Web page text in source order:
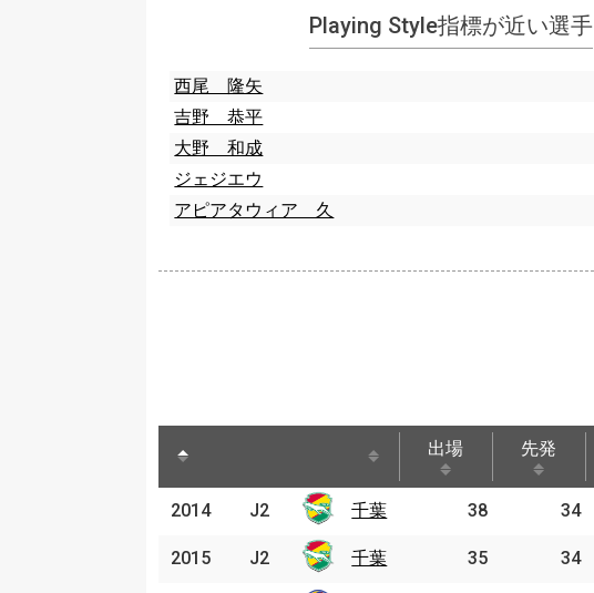
Playing Style指標が近い選手
西尾 隆矢
吉野 恭平
大野 和成
ジェジエウ
アピアタウィア 久
出場 先発
2014 千葉 38 34
2015 千葉 35 34
2014 J2 千葉
2015 J2 千葉